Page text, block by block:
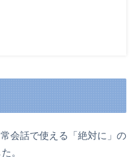
会話で使える「絶対に」の
。